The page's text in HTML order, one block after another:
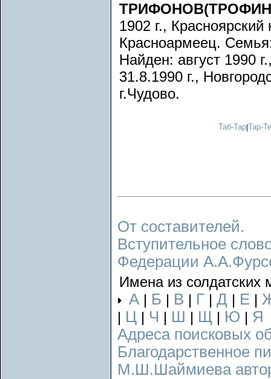
1902 г.,
Красноармеец.
Найден: август 1990
31.8.1990 г.,
г.Чудово.
Таб-Тар Тар-
От составителей.
Вступительное
Федерации
Имена из солдатских
А | Б | В | Г | Д | Е |
| Ц | Ч | Ш | Щ | Ю | Я
Адреса поисковых
Благодарственное
М.Ш.Шаймиева